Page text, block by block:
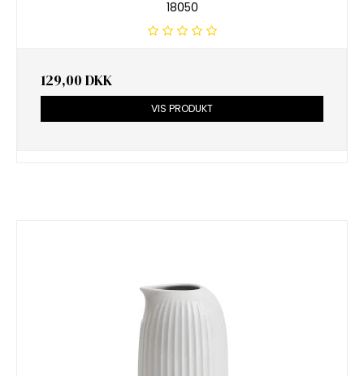
18050
129,00 DKK
VIS PRODUKT